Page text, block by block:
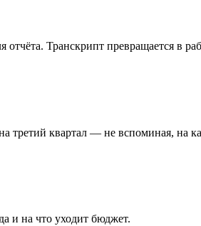
отчёта. Транскрипт превращается в
третий квартал — не вспоминая, на
и на что уходит бюджет.